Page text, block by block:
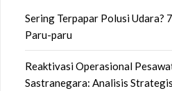
Sering Terpapar Polusi Udara?
Paru-paru
Reaktivasi Operasional
Sastranegara: Analisis